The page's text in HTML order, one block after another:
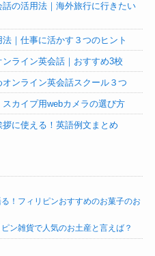
話の活用法｜海外旅行に行きたい
｜仕事に活かす３つのヒント
ライン英会話｜おすすめ3校
オンライン英会話スクール３つ
カイプ用webカメラの選び方
拶に使える！英語例文まとめ
！フィリピンおすすめのお菓子のお
ン雑貨で人気のお土産と言えば？